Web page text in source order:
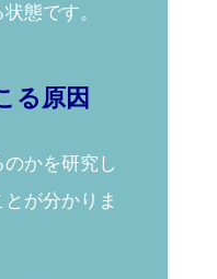
態です。
る原因
かを研究し
が分かりま